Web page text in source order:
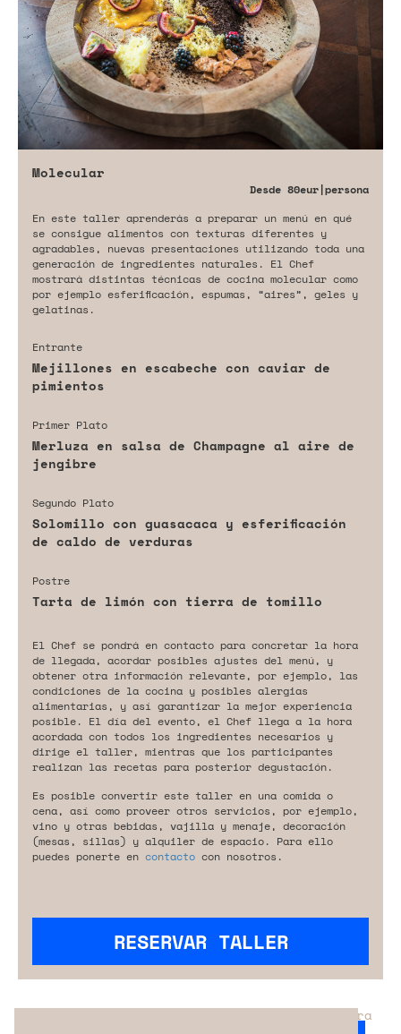
Molecular
Desde 80eur|persona
En este taller aprenderás a preparar un menú en qué
se consigue alimentos con texturas diferentes y
agradables, nuevas presentaciones utilizando toda una
generación de ingredientes naturales. El Chef
mostrará distintas técnicas de cocina molecular como
por ejemplo esferificación, espumas, “aires”, geles y
gelatinas.
Entrante
Mejillones en escabeche con caviar de
pimientos
Primer Plato
Merluza en salsa de Champagne al aire de
jengibre
Segundo Plato
Solomillo con guasacaca y esferificación
de caldo de verduras
Postre
Tarta de limón con tierra de tomillo
El Chef se pondrá en contacto para concretar la hora
de llegada, acordar posibles ajustes del menú, y
obtener otra información relevante, por ejemplo, las
condiciones de la cocina y posibles alergias
alimentarias, y así garantizar la mejor experiencia
posible. El día del evento, el Chef llega a la hora
acordada con todos los ingredientes necesarios y
dirige el taller, mientras que los participantes
realizan las recetas para posterior degustación.
Es posible convertir este taller en una comida o
cena, así como proveer otros servicios, por ejemplo,
vino y otras bebidas, vajilla y menaje, decoración
(mesas, sillas) y alquiler de espacio. Para ello
puedes ponerte en contacto con nosotros.
RESERVAR TALLER
¿No has encontrado el servicio perfecto para